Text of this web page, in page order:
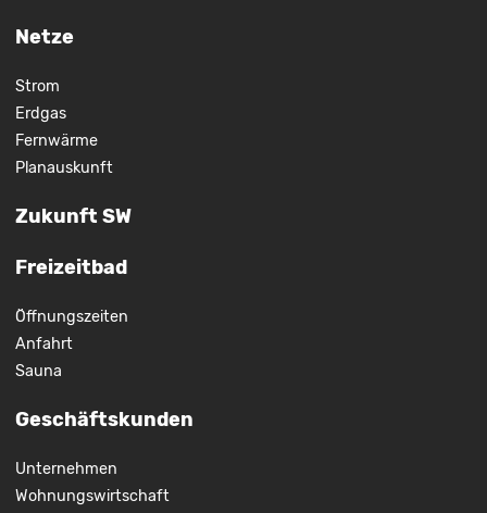
Netze
Strom
Erdgas
Fernwärme
Planauskunft
Zukunft SW
Freizeitbad
Öffnungszeiten
Anfahrt
Sauna
Geschäftskunden
Unternehmen
Wohnungswirtschaft